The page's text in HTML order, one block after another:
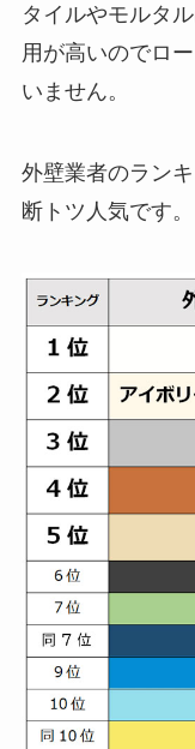
タイルやモルタ
用が高いのでロ
いません。
外壁業者のラン
断トツ人気です。